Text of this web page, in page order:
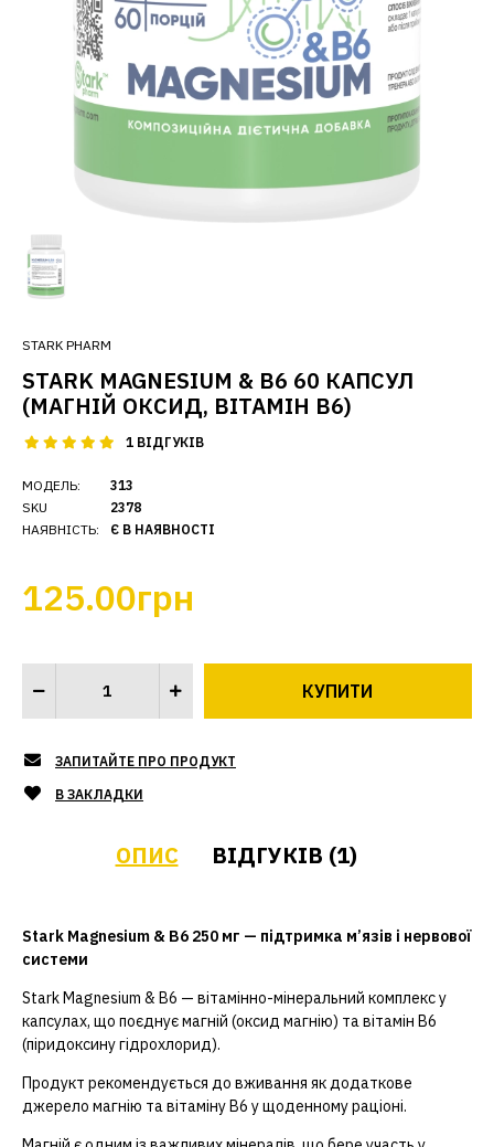
STARK PHARM
STARK MAGNESIUM & B6 60 КАПСУЛ
(МАГНІЙ ОКСИД, ВІТАМІН B6)
1 ВІДГУКІВ
МОДЕЛЬ:
SKU
НАЯВНІСТЬ:
313
2378
Є В НАЯВНОСТІ
125.00грн
ЗАПИТАЙТЕ ПРО ПРОДУКТ
В ЗАКЛАДКИ
ОПИС ВІДГУКІВ (1)
Stark Magnesium & B6 250 мг — підтримка м’язів і нервової
системи
Stark Magnesium & B6 — вітамінно-мінеральний комплекс у
капсулах, що поєднує магній (оксид магнію) та вітамін B6
(піридоксину гідрохлорид).
Продукт рекомендується до вживання як додаткове
джерело магнію та вітаміну B6 у щоденному раціоні.